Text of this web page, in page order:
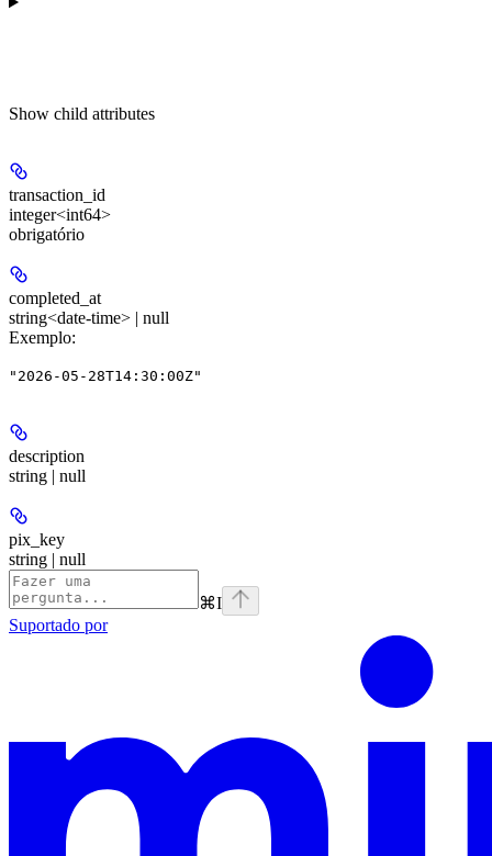
Show child attributes
transaction_id
integer<int64>
obrigatório
completed_at
string<date-time> | null
Exemplo:
"2026-05-28T14:30:00Z"
description
string | null
pix_key
string | null
⌘I
Suportado por